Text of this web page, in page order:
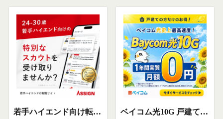
若手ハイエンド向け転職スカウト ベイコム光10G 戸建て向け月額実質0円特典